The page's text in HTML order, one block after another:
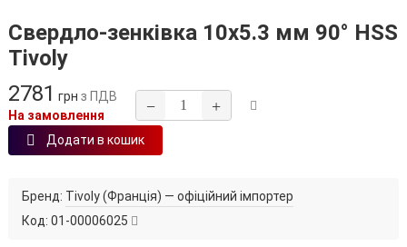
Свердло-зенківка 10х5.3 мм 90° HSS
Tivoly
2781 грн з ПДВ
На замовлення
− +
Додати в кошик
Бренд: Tivoly (Франція) — офіційний імпортер
Код: 01-00006025